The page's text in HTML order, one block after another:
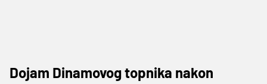
Dojam Dinamovog topnika nakon